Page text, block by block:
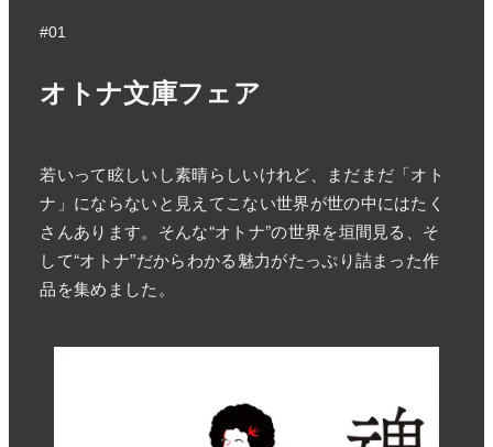
#01
オトナ文庫フェア
若いって眩しいし素晴らしいけれど、まだまだ「オト
ナ」にならないと見えてこない世界が世の中にはたく
さんあります。そんな“オトナ”の世界を垣間見る、そ
して“オトナ”だからわかる魅力がたっぷり詰まった作
品を集めました。